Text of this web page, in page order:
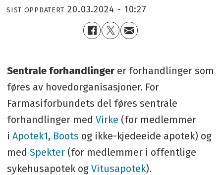
SIST OPPDATERT 20.03.2024 - 10:27
Sentrale forhandlingerer forhandlinger som
føres av hovedorganisasjoner. For
Farmasiforbundets del føres sentrale
forhandlinger med Virke (for medlemmer
i Apotek1, Boots og ikke-kjedeeide apotek) og
med Spekter(for medlemmer i offentlige
sykehusapotek og Vitusapotek).